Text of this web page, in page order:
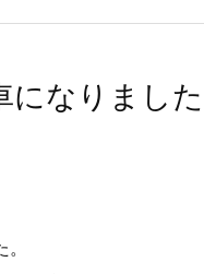
なりました